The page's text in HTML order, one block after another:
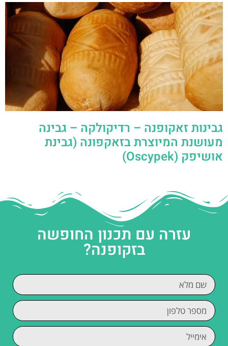
גבינות זאקופנה – רדיקולקה – גבינה
מעושנת המיוצרת בזאקפונה (גבינת
אושיפק (Oscypek)
עזרה עם תכנון החופשה
בזקופנה?